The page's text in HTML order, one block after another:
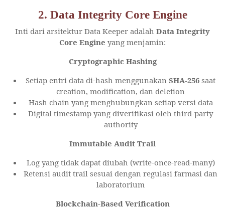
2. Data Integrity Core Engine
Inti dari arsitektur Data Keeper adalah Data Integrity
Core Engine yang menjamin:
Cryptographic Hashing
Setiap entri data di-hash menggunakan SHA-256 saat
creation, modification, dan deletion
Hash chain yang menghubungkan setiap versi data
Digital timestamp yang diverifikasi oleh third-party
authority
Immutable Audit Trail
Log yang tidak dapat diubah (write-once-read-many)
Retensi audit trail sesuai dengan regulasi farmasi dan
laboratorium
Blockchain-Based Verification